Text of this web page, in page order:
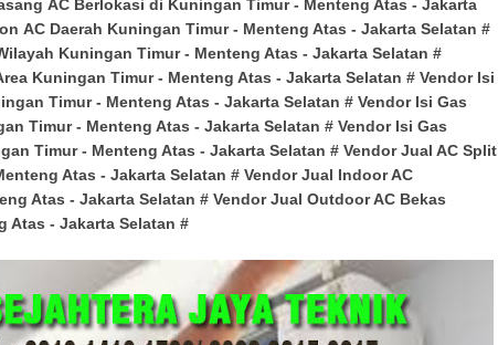
AC Berlokasi di Kuningan Timur - Menteng Atas - Jakarta
AC Daerah Kuningan Timur - Menteng Atas - Jakarta Selatan #
Kuningan Timur - Menteng Atas - Jakarta Selatan #
Kuningan Timur - Menteng Atas - Jakarta Selatan # Vendor Isi
Timur - Menteng Atas - Jakarta Selatan # Vendor Isi Gas
Timur - Menteng Atas - Jakarta Selatan # Vendor Isi Gas
Timur - Menteng Atas - Jakarta Selatan # Vendor Jual AC Split
Atas - Jakarta Selatan # Vendor Jual Indoor AC
Atas - Jakarta Selatan # Vendor Jual Outdoor AC Bekas
Atas - Jakarta Selatan #